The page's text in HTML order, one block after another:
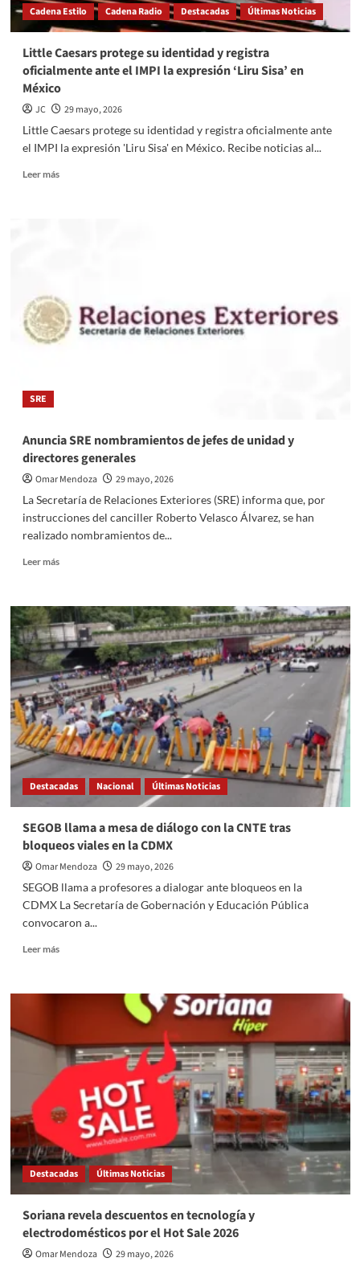
Cadena Estilo Cadena Radio Destacadas Últimas Noticias
Little Caesars protege su identidad y registra
oficialmente ante el IMPI la expresión ‘Liru Sisa’ en
México
JC
29 mayo, 2026
Little Caesars protege su identidad y registra oficialmente ante
el IMPI la expresión 'Liru Sisa' en México. Recibe noticias al...
Leer másRead
registra
oficialmente
ante
en
México
SRE
Anuncia SRE nombramientos de jefes de unidad y
directores generales
Omar Mendoza
29 mayo, 2026
La Secretaría de Relaciones Exteriores (SRE) informa que, por
instrucciones del canciller Roberto Velasco Álvarez, se han
realizado nombramientos de...
Leer másRead
Anuncia
SRE
nombramientos
de
jefes
de
unidad
y
directores
generales
Destacadas Nacional Últimas Noticias
SEGOB llama a mesa de diálogo con la CNTE tras
bloqueos viales en la CDMX
Omar Mendoza
29 mayo, 2026
SEGOB llama a profesores a dialogar ante bloqueos en la
CDMX La Secretaría de Gobernación y Educación Pública
convocaron a...
Leer másRead
SEGOB
de
diálogo
CNTE
bloqueos
viales
en
Destacadas Últimas Noticias
Soriana revela descuentos en tecnología y
electrodomésticos por el Hot Sale 2026
Omar Mendoza
29 mayo, 2026